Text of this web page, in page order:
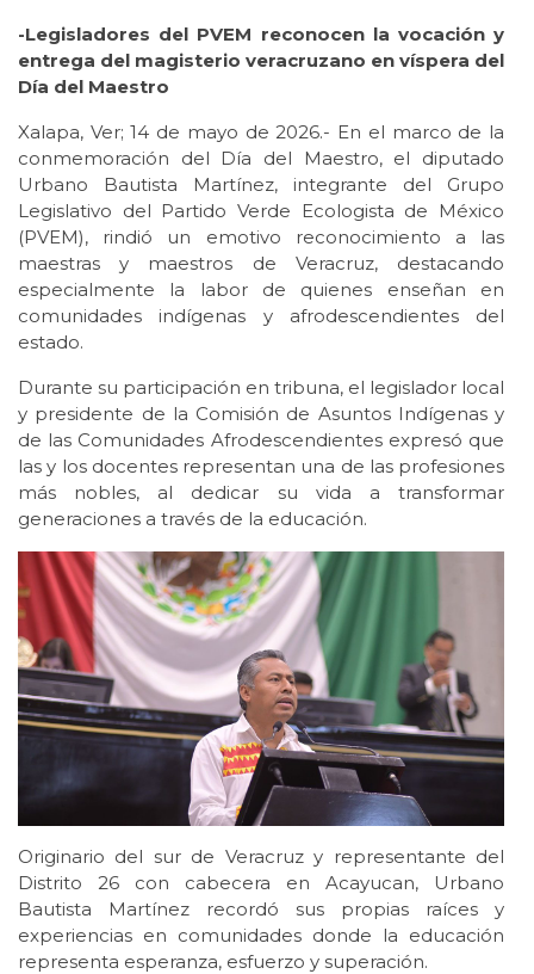
-Legisladores del PVEM reconocen la vocación y
entrega del magisterio veracruzano en víspera del
Día del Maestro
Xalapa, Ver; 14 de mayo de 2026.- En el marco de la
conmemoración del Día del Maestro, el diputado
Urbano Bautista Martínez, integrante del Grupo
Legislativo del Partido Verde Ecologista de México
(PVEM), rindió un emotivo reconocimiento a las
maestras y maestros de Veracruz, destacando
especialmente la labor de quienes enseñan en
comunidades indígenas y afrodescendientes del
estado.
Durante su participación en tribuna, el legislador local
y presidente de la Comisión de Asuntos Indígenas y
de las Comunidades Afrodescendientes expresó que
las y los docentes representan una de las profesiones
más nobles, al dedicar su vida a transformar
generaciones a través de la educación.
Originario del sur de Veracruz y representante del
Distrito 26 con cabecera en Acayucan, Urbano
Bautista Martínez recordó sus propias raíces y
experiencias en comunidades donde la educación
representa esperanza, esfuerzo y superación.